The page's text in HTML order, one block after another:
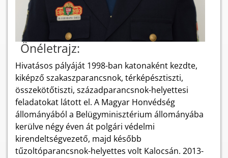
Önéletrajz:
Hivatásos pályáját 1998-ban katonaként kezdte,
kiképző szakaszparancsnok, térképésztiszti,
összekötőtiszti, századparancsnok-helyettesi
feladatokat látott el. A Magyar Honvédség
állományából a Belügyminisztérium állományába
kerülve négy éven át polgári védelmi
kirendeltségvezető, majd később
tűzoltóparancsnok-helyettes volt Kalocsán. 2013-